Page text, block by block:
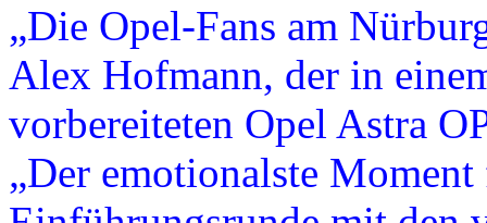
„Die Opel-Fans am
Alex Hofmann, der in
vorbereiteten Opel Astra
„Der emotionalste